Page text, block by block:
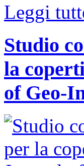
Leggi
Studio
la
of Geo-